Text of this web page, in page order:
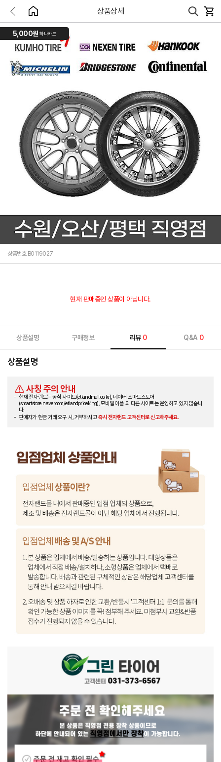
상품상세
5,000원 하나카드
상품번호 B0119027
현재 판매중인 상품이 아닙니다.
상품설명 구매정보 리뷰 0 Q&A 0
상품설명
사칭 주의 안내
현재 전자랜드는 공식 사이트(etlandmall.co.kr), 네이버 스마트스토어
(smartstore.naver.com/etlandpriceking), 모바일 어플 외 다른 사이트는 운영하고 있지 않습니
다.
판매자가 현금 거래 요구 시, 거부하시고즉시 전자랜드 고객센터로 신고해주세요.